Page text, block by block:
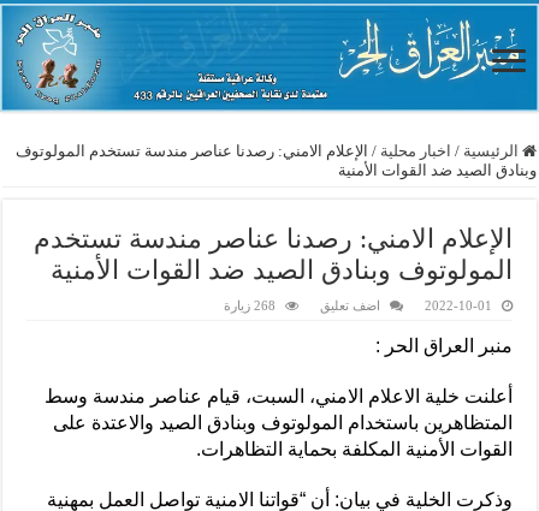
الرئيسية / اخبار محلية / الإعلام الامني: رصدنا عناصر مندسة تستخدم المولوتوف
وبنادق الصيد ضد القوات الأمنية
الإعلام الامني: رصدنا عناصر مندسة تستخدم
المولوتوف وبنادق الصيد ضد القوات الأمنية
2022-10-01 اضف تعليق 268 زيارة
منبر العراق الحر :
أعلنت خلية الاعلام الامني، السبت، قيام عناصر مندسة وسط
المتظاهرين باستخدام المولوتوف وبنادق الصيد والاعتدة على
القوات الأمنية المكلفة بحماية التظاهرات.
وذكرت الخلية في بيان: أن “قواتنا الامنية تواصل العمل بمهنية